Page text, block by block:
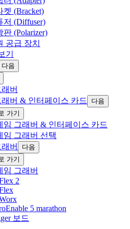
켓 (Bracket)
저 (Diffuser)
판 (Polarizer)
공급 장치
기
다음
버
래버 & 인터페이스 카드
다음
가기
임 그래버 & 인터페이스 카드
임 그래버 선택
버
다음
가기
임 그래버
2
5 marathon
보드